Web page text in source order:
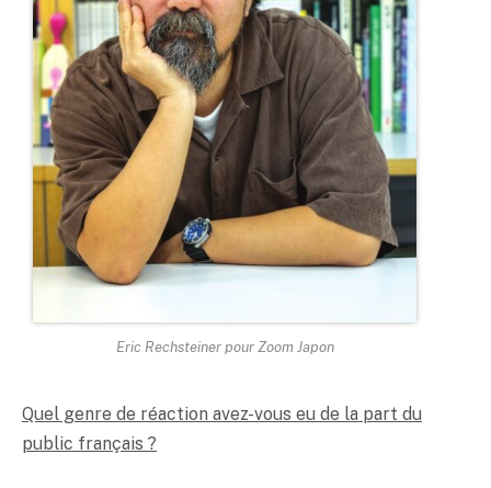
Eric Rechsteiner pour Zoom Japon
Quel genre de réaction avez-vous eu de la part du
public français ?